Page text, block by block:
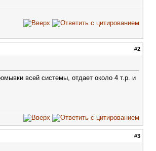
#2
всей системы, отдает около 4 т.р. и
#3